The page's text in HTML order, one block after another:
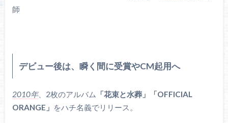
師
デビュー後は、瞬く間に受賞やCM起用へ
2010年、2枚のアルバム 「花束と水葬」「OFFICIAL
ORANGE」 をハチ名義でリリース。